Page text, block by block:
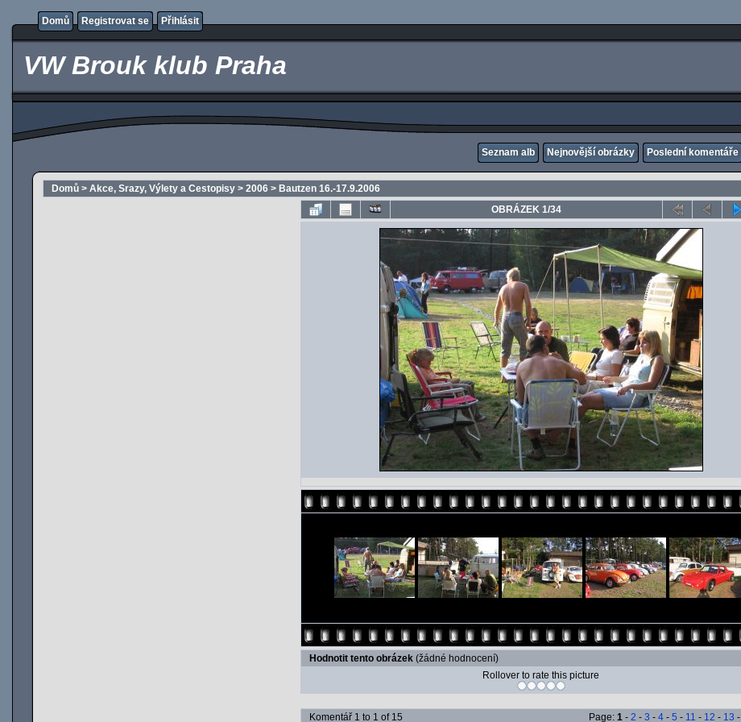
Domů Registrovat se Přihlásit
VW Brouk klub Praha
Seznam alb Nejnovější obrázky Poslední komentáře
Domů > Akce, Srazy, Výlety a Cestopisy > 2006 > Bautzen 16.-17.9.2006
OBRÁZEK 1/34
Hodnotit tento obrázek (žádné hodnocení)
Rollover to rate this picture
Komentář 1 to 1 of 15 Page: 1 - 2 - 3 - 4 - 5 - 11 - 12 - 13 -